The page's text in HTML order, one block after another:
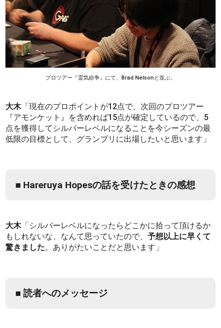
プロツアー『霊気紛争』にて、Brad Nelsonと並ぶ。
大木「現在のプロポイントが12点で、次回のプロツアー
『アモンケット』を含めれば15点が確定しているので、5
点を獲得してシルバーレベルになることを今シーズンの最
低限の目標として、グランプリに出場したいと思います」
■ Hareruya Hopesの話を受けたときの感想
大木「シルバーレベルになったらどこかに拾って頂けるか
もしれないな、なんて思っていたので、予想以上に早くて
驚きました。ありがたいことだと思います」
■ 読者へのメッセージ